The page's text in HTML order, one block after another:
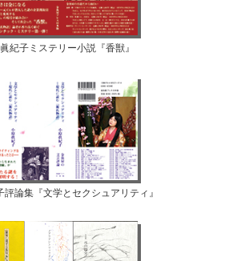
紀子ミステリー小説『香獣』
評論集『文学とセクシュアリティ』